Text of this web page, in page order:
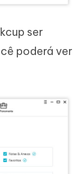
ser
poderá ver